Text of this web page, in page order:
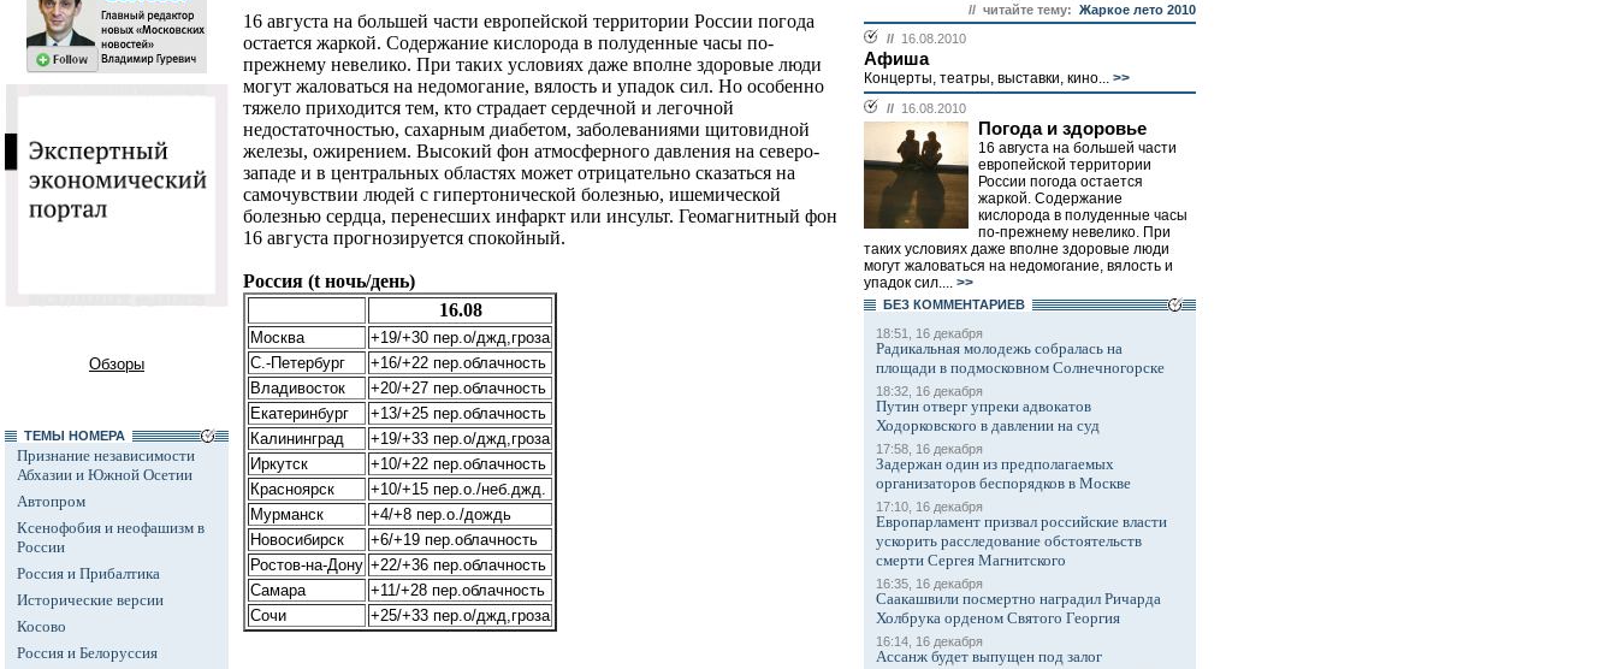
Обзоры
ТЕМЫ НОМЕРА
Признание независимости
Абхазии и Южной Осетии
Автопром
Ксенофобия и неофашизм в
России
Россия и Прибалтика
Исторические версии
Косово
Россия и Белоруссия
16 августа на большей части европейской территории России погода
остается жаркой. Содержание кислорода в полуденные часы по-
прежнему невелико. При таких условиях даже вполне здоровые люди
могут жаловаться на недомогание, вялость и упадок сил. Но особенно
тяжело приходится тем, кто страдает сердечной и легочной
недостаточностью, сахарным диабетом, заболеваниями щитовидной
железы, ожирением. Высокий фон атмосферного давления на северо-
западе и в центральных областях может отрицательно сказаться на
самочувствии людей с гипертонической болезнью, ишемической
болезнью сердца, перенесших инфаркт или инсульт. Геомагнитный фон
16 августа прогнозируется спокойный.
Россия (t ночь/день)
16.08
Москва
+19/+30 пер.о/джд,гроза
С.-Петербург
+16/+22 пер.облачность
Владивосток
+20/+27 пер.облачность
Екатеринбург
+13/+25 пер.облачность
Калининград
+19/+33 пер.о/джд,гроза
Иркутск
+10/+22 пер.облачность
Красноярск
+10/+15 пер.о./неб.джд.
Мурманск
+4/+8 пер.о./дождь
Новосибирск
+6/+19 пер.облачность
Ростов-на-Дону +22/+36 пер.облачность
Самара
+11/+28 пер.облачность
Сочи
+25/+33 пер.о/джд,гроза
// читайте тему: Жаркое лето 2010
// 16.08.2010
Афиша
Концерты, театры, выставки, кино... >>
// 16.08.2010
Погода и здоровье
16 августа на большей части
европейской территории
России погода остается
жаркой. Содержание
кислорода в полуденные часы
по-прежнему невелико. При
таких условиях даже вполне здоровые люди
могут жаловаться на недомогание, вялость и
упадок сил.... >>
БЕЗ КОМMЕНТАРИЕВ
18:51, 16 декабря
Радикальная молодежь собралась на
площади в подмосковном Солнечногорске
18:32, 16 декабря
Путин отверг упреки адвокатов
Ходорковского в давлении на суд
17:58, 16 декабря
Задержан один из предполагаемых
организаторов беспорядков в Москве
17:10, 16 декабря
Европарламент призвал российские власти
ускорить расследование обстоятельств
смерти Сергея Магнитского
16:35, 16 декабря
Саакашвили посмертно наградил Ричарда
Холбрука орденом Святого Георгия
16:14, 16 декабря
Ассанж будет выпущен под залог